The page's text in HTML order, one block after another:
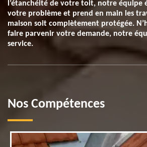
l’étanchéité de votre toit, notre équipe
votre problème et prend en main les
maison soit complètement protégée.
faire parvenir votre demande, notre
service.
Nos Compétences